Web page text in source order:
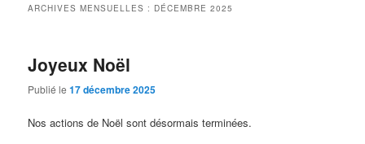
ARCHIVES MENSUELLES : DÉCEMBRE 2025
Joyeux Noël
Publié le17 décembre 2025
Nos actions de Noël sont désormais terminées.